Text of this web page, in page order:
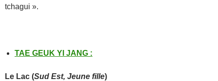
tchagui ».
TAE GEUK YI JANG :
Le Lac (Sud Est, Jeune fille)